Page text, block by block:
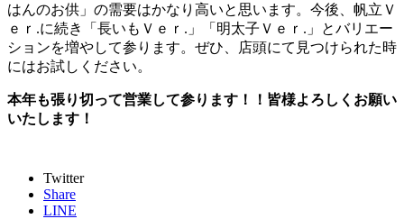
はんのお供」の需要はかなり高いと思います。今後、帆立Ｖ
ｅｒ.に続き「長いもＶｅｒ.」「明太子Ｖｅｒ.」とバリエー
ションを増やして参ります。ぜひ、店頭にて見つけられた時
にはお試しください。
本年も張り切って営業して参ります！！皆様よろしくお願い
いたします！
Twitter
Share
LINE